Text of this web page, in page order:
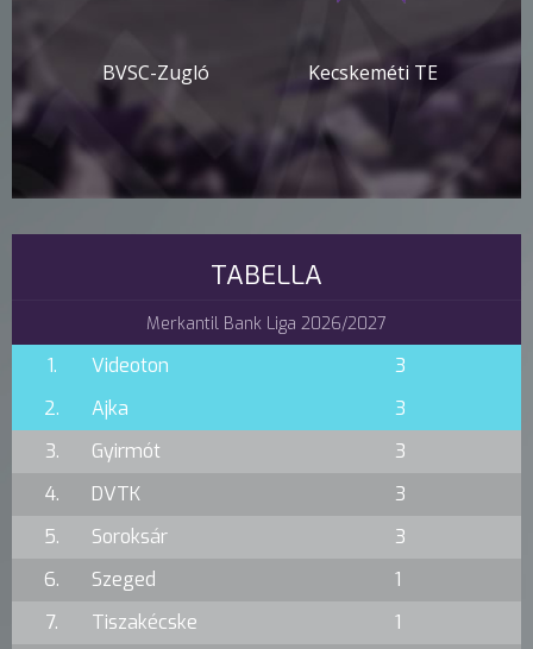
BVSC-Zugló Kecskeméti TE
TABELLA
Merkantil Bank Liga 2026/2027
1. Videoton
3
2.
Ajka
3
3.
Gyirmót
3
4.
DVTK
3
5.
Soroksár
3
6.
Szeged
1
7.
Tiszakécske
1